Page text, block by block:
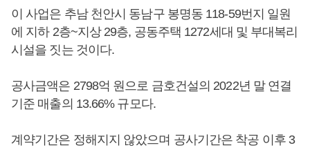
이 사업은 추남 천안시 동남구 봉명동 118-59번지 일원
에 지하 2층~지상 29층, 공동주택 1272세대 및 부대복리
시설을 짓는 것이다.
공사금액은 2798억 원으로 금호건설의 2022년 말 연결
기준 매출의 13.66% 규모다.
계약기간은 정해지지 않았으며 공사기간은 착공 이후 3